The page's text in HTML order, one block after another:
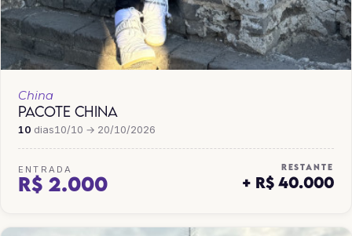
China
PACOTE CHINA
10 dias10/10 → 20/10/2026
ENTRADA
R$ 2.000
RESTANTE
+ R$ 40.000